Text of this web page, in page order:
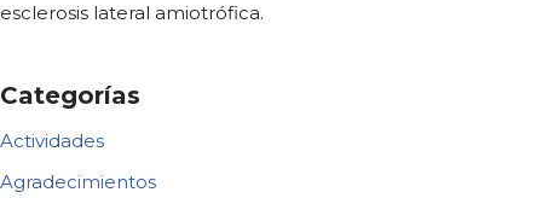
esclerosis lateral amiotrófica.
Categorías
Actividades
Agradecimientos